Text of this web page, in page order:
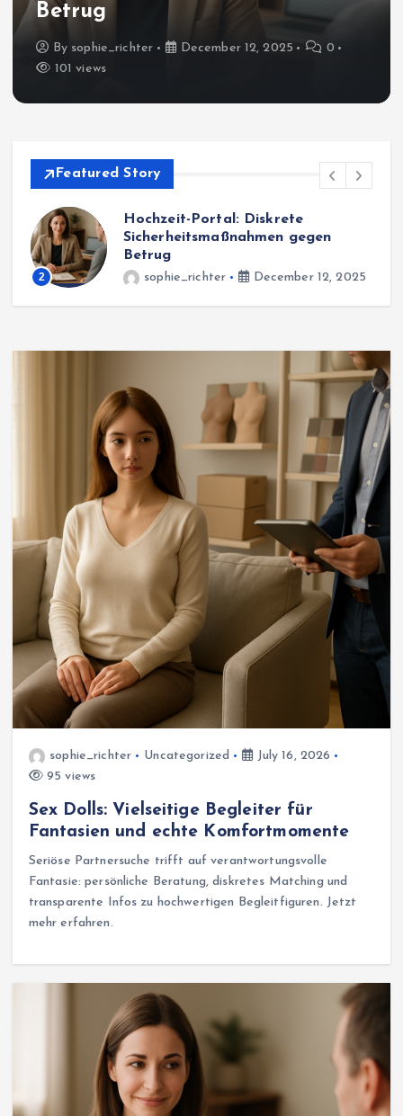
Betrug
By sophie_richter December 12, 2025
0
101 views
Featured Story
3
Richtlinien: Vertrauliche
Datenverarbeitung bei Hochzeit-
Portal
sophie_richter December 12, 2025
sophie_richter Uncategorized
July 16, 2026
95 views
Sex Dolls: Vielseitige Begleiter für
Fantasien und echte Komfortmomente
Seriöse Partnersuche trifft auf verantwortungsvolle
Fantasie: persönliche Beratung, diskretes Matching und
transparente Infos zu hochwertigen Begleitfiguren. Jetzt
mehr erfahren.